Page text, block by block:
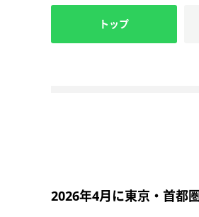
トップ
2026年4月に東京・首都